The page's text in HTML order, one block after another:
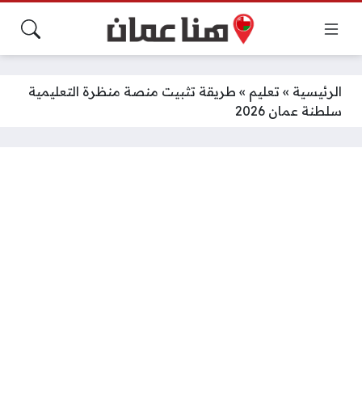
الرئيسية » تعليم » طريقة تثبيت منصة منظرة التعليمية
سلطنة عمان 2026